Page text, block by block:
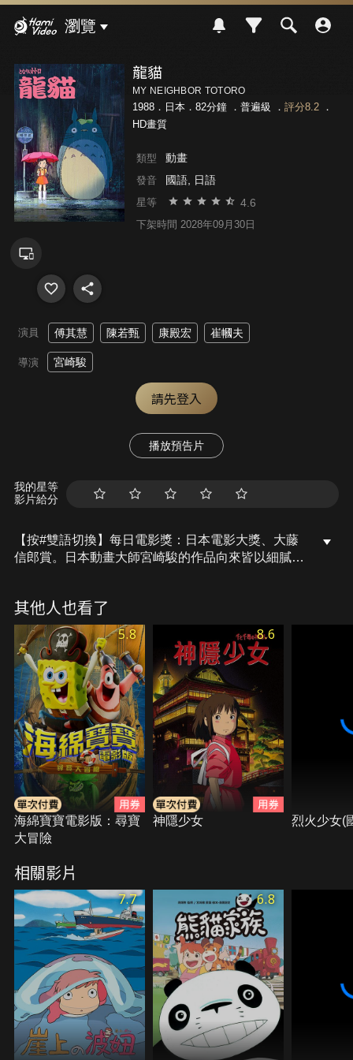
瀏覽
龍貓
MY NEIGHBOR TOTORO
1988．日本．82分鐘 ． 普遍級 ． 評分8.2．
HD畫質
類型 動畫
發音 國語, 日語
星等 4.6
下架時間 2028年09月30日
演員 傅其慧 陳若甄 康殿宏 崔幗夫
導演 宮崎駿
請先登入
播放預告片
我的星等
影片給分
【按#雙語切換】每日電影獎：日本電影大獎、大藤
信郎賞。日本動畫大師宮崎駿的作品向來皆以細膩的
舊屋住，在那個被人戲稱為「鬼屋」的新家裡，她們
的生活有了許多有趣的新發現，包括傳說中的龍
貓....。 有一天，思念媽媽的小梅決定去醫院探望她，
卻在途中迷路了，大龍貓會出現幫助小月找回小梅
嗎？
其他人也看了
5.8
海綿寶寶電影版：尋寶
大冒險
8.6
神隱少女 烈火少女(
相關影片
7.7 6.8